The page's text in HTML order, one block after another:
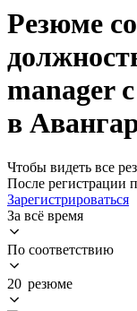
Резюме
manager
в
Чтобы видеть все
После регистрации
Зарегистрироваться
За всё время
По соответствию
20 резюме